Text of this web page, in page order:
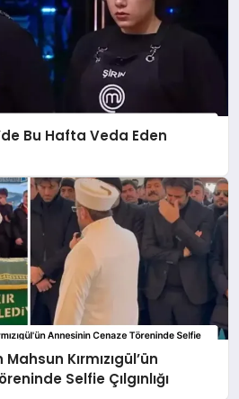
Bu Hafta Veda Eden
Kırmızıgül’ün
Selfie Çılgınlığı